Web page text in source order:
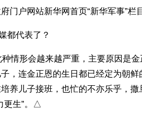
门户网站新华网首页“新华军事”栏
都代表了？
情形会越来越严重，主要原因是
，连金正恩的生日都已经定为朝鲜
养儿子接班，也忙的不亦乐乎，撒
更生”。△